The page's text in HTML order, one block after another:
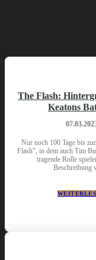
The Flash:
Keatons
Nur noch 100 Tage bis
Flash", in dem auch Tim
tragende Rolle
Beschreibung